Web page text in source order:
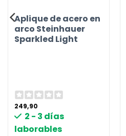
Aplique de acero en
arco Steinhauer
Sparkled Light
249,90
2 - 3 días
laborables